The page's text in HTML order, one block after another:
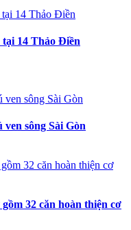
14 Thảo Điền
sông Sài Gòn
32 căn hoàn thiện cơ